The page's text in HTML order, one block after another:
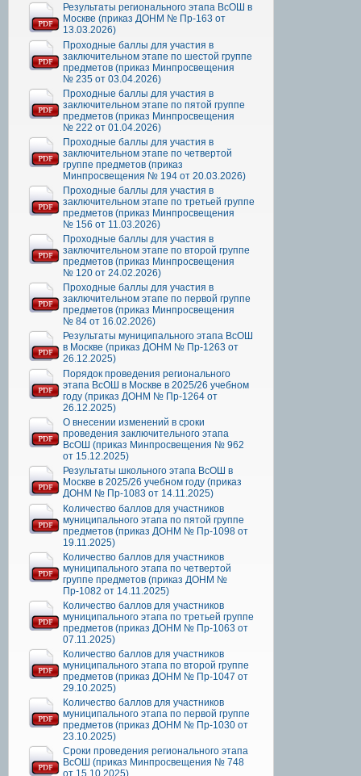
Результаты регионального этапа ВсОШ в
Москве (приказ ДОНМ № Пр-163 от
13.03.2026)
Проходные баллы для участия в
заключительном этапе по шестой группе
предметов (приказ Минпросвещения
№ 235 от 03.04.2026)
Проходные баллы для участия в
заключительном этапе по пятой группе
предметов (приказ Минпросвещения
№ 222 от 01.04.2026)
Проходные баллы для участия в
заключительном этапе по четвертой
группе предметов (приказ
Минпросвещения № 194 от 20.03.2026)
Проходные баллы для участия в
заключительном этапе по третьей группе
предметов (приказ Минпросвещения
№ 156 от 11.03.2026)
Проходные баллы для участия в
заключительном этапе по второй группе
предметов (приказ Минпросвещения
№ 120 от 24.02.2026)
Проходные баллы для участия в
заключительном этапе по первой группе
предметов (приказ Минпросвещения
№ 84 от 16.02.2026)
Результаты муниципального этапа ВсОШ
в Москве (приказ ДОНМ № Пр-1263 от
26.12.2025)
Порядок проведения регионального
этапа ВсОШ в Москве в 2025/26 учебном
году (приказ ДОНМ № Пр-1264 от
26.12.2025)
О внесении изменений в сроки
проведения заключительного этапа
ВсОШ (приказ Минпросвещения № 962
от 15.12.2025)
Результаты школьного этапа ВсОШ в
Москве в 2025/26 учебном году (приказ
ДОНМ № Пр-1083 от 14.11.2025)
Количество баллов для участников
муниципального этапа по пятой группе
предметов (приказ ДОНМ № Пр-1098 от
19.11.2025)
Количество баллов для участников
муниципального этапа по четвертой
группе предметов (приказ ДОНМ №
Пр-1082 от 14.11.2025)
Количество баллов для участников
муниципального этапа по третьей группе
предметов (приказ ДОНМ № Пр-1063 от
07.11.2025)
Количество баллов для участников
муниципального этапа по второй группе
предметов (приказ ДОНМ № Пр-1047 от
29.10.2025)
Количество баллов для участников
муниципального этапа по первой группе
предметов (приказ ДОНМ № Пр-1030 от
23.10.2025)
Сроки проведения регионального этапа
ВсОШ (приказ Минпросвещения № 748
от 15.10.2025)